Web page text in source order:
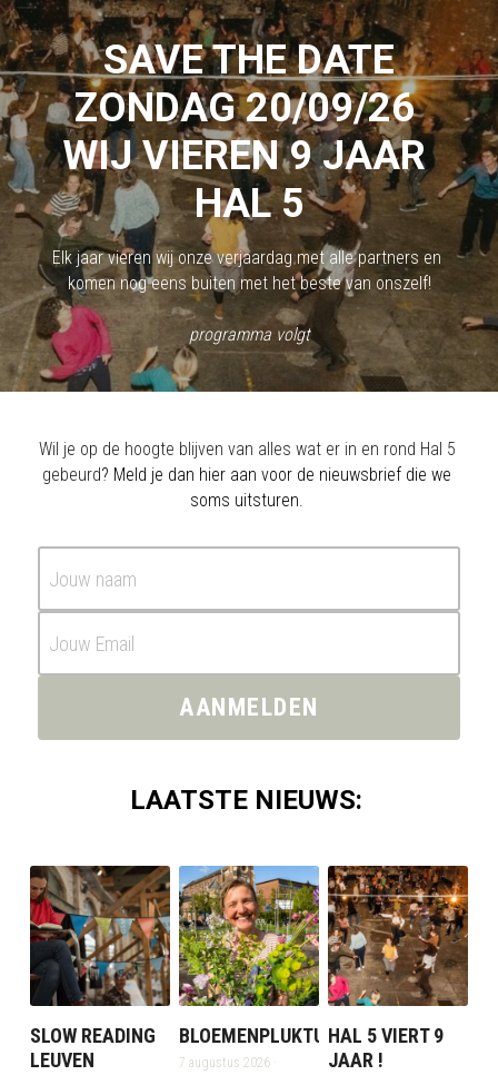
SAVE THE DATE
ZONDAG 20/09/26
WIJ VIEREN 9 JAAR
HAL 5
Elk jaar vieren wij onze verjaardag met alle partners en
komen nog eens buiten met het beste van onszelf!
programma volgt
Wil je op de hoogte blijven van alles wat er in en rond Hal 5
gebeurd? Meld je dan hier aan voor de nieuwsbrief die we
soms uitsturen.
Jouw naam
Jouw Email
AANMELDEN
LAATSTE NIEUWS:
SLOW READING
LEUVEN
BLOEMENPLUKTUIN
7 augustus 2026·
HAL 5 VIERT 9
JAAR !